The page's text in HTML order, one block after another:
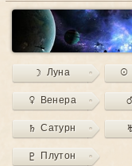
☽ Луна ☉
♀ Венера
♄ Сатурн
♇ Плутон